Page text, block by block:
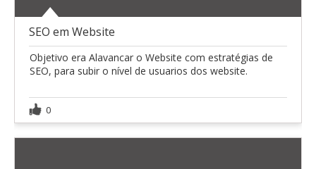
SEO em Website
Objetivo era Alavancar o Website com estratégias de
SEO, para subir o nível de usuarios dos website.
0